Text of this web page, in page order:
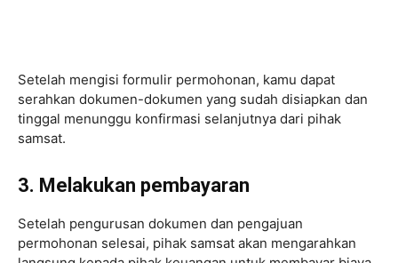
Setelah mengisi formulir permohonan, kamu dapat
serahkan dokumen-dokumen yang sudah disiapkan dan
tinggal menunggu konfirmasi selanjutnya dari pihak
samsat.
3. Melakukan pembayaran
Setelah pengurusan dokumen dan pengajuan
permohonan selesai, pihak samsat akan mengarahkan